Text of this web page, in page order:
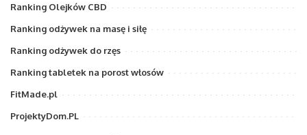
Ranking Olejków CBD
Ranking odżywek na masę i siłę
Ranking odżywek do rzęs
Ranking tabletek na porost włosów
FitMade.pl
ProjektyDom.PL